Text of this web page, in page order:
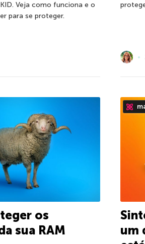
Veja como funciona e o
para se proteger.
os
sua RAM
um